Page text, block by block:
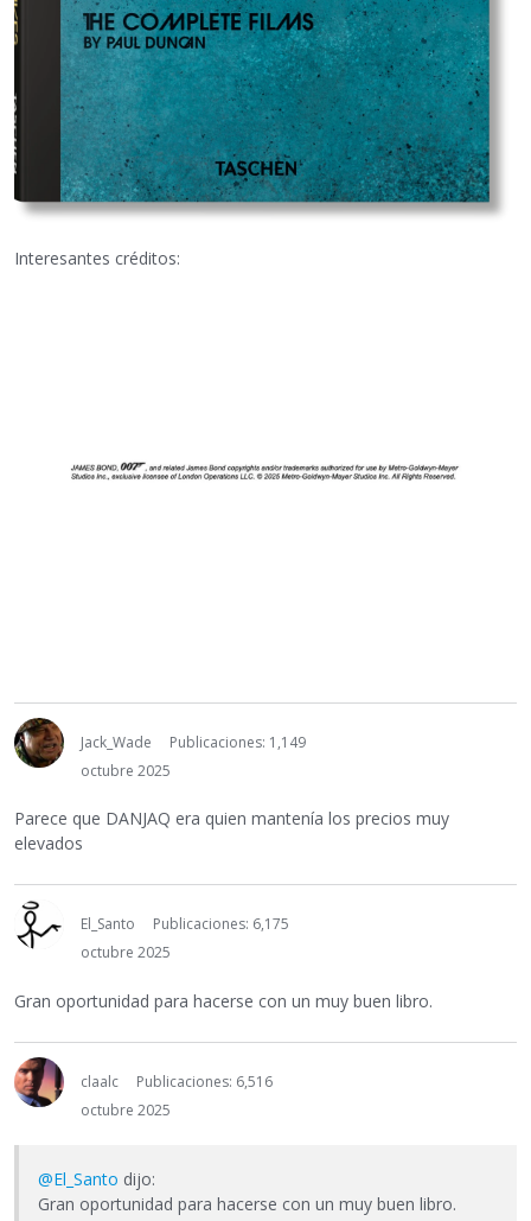
Interesantes créditos:
Jack_Wade
Publicaciones: 1,149
octubre 2025
Parece que DANJAQ era quien mantenía los precios muy
elevados
El_Santo
Publicaciones: 6,175
octubre 2025
Gran oportunidad para hacerse con un muy buen libro.
claalc
Publicaciones: 6,516
octubre 2025
@El_Santo dijo:
Gran oportunidad para hacerse con un muy buen libro.